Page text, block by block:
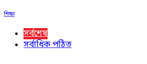
শিক্ষা
সর্বশেষ
সর্বাধিক পঠিত